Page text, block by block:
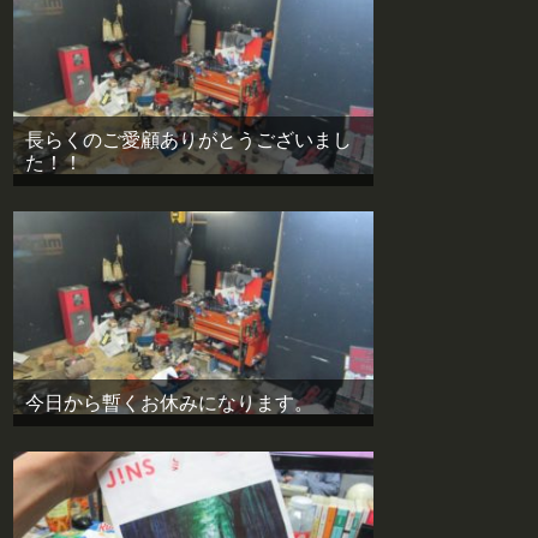
長らくのご愛顧ありがとうございまし
た！！
今日から暫くお休みになります。